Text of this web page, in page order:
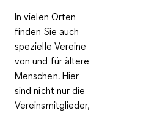
In vielen Orten
finden Sie auch
spezielle Vereine
von und für ältere
Menschen. Hier
sind nicht nur die
Vereinsmitglieder,